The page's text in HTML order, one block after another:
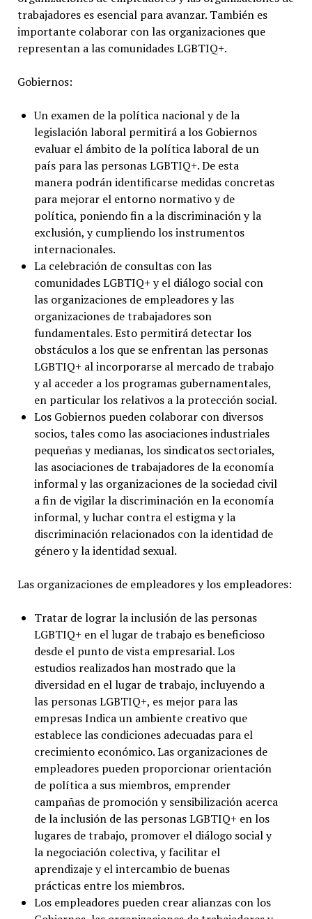
trabajadores es esencial para avanzar. También es
importante colaborar con las organizaciones que
representan a las comunidades LGBTIQ+.
Gobiernos:
Un examen de la política nacional y de la
legislación laboral permitirá a los Gobiernos
evaluar el ámbito de la política laboral de un
país para las personas LGBTIQ+. De esta
manera podrán identificarse medidas concretas
para mejorar el entorno normativo y de
política, poniendo fin a la discriminación y la
exclusión, y cumpliendo los instrumentos
internacionales.
La celebración de consultas con las
comunidades LGBTIQ+ y el diálogo social con
las organizaciones de empleadores y las
organizaciones de trabajadores son
fundamentales. Esto permitirá detectar los
obstáculos a los que se enfrentan las personas
LGBTIQ+ al incorporarse al mercado de trabajo
y al acceder a los programas gubernamentales,
en particular los relativos a la protección social.
Los Gobiernos pueden colaborar con diversos
socios, tales como las asociaciones industriales
pequeñas y medianas, los sindicatos sectoriales,
las asociaciones de trabajadores de la economía
informal y las organizaciones de la sociedad civil
a fin de vigilar la discriminación en la economía
informal, y luchar contra el estigma y la
discriminación relacionados con la identidad de
género y la identidad sexual.
Las organizaciones de empleadores y los empleadores:
Tratar de lograr la inclusión de las personas
LGBTIQ+ en el lugar de trabajo es beneficioso
desde el punto de vista empresarial. Los
estudios realizados han mostrado que la
diversidad en el lugar de trabajo, incluyendo a
las personas LGBTIQ+, es mejor para las
empresas Indica un ambiente creativo que
establece las condiciones adecuadas para el
crecimiento económico. Las organizaciones de
empleadores pueden proporcionar orientación
de política a sus miembros, emprender
campañas de promoción y sensibilización acerca
de la inclusión de las personas LGBTIQ+ en los
lugares de trabajo, promover el diálogo social y
la negociación colectiva, y facilitar el
aprendizaje y el intercambio de buenas
prácticas entre los miembros.
Los empleadores pueden crear alianzas con los